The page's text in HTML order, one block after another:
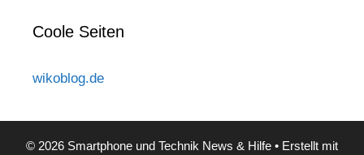
Coole Seiten
wikoblog.de
© 2026 Smartphone und Technik News & Hilfe • Erstellt mit